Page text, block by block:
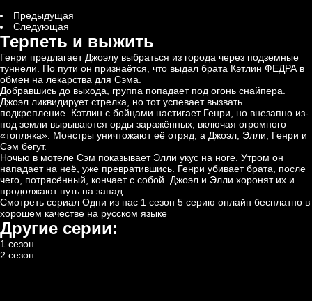
Предыдущая
Следующая
Терпеть и выжить
Генри предлагает Джоэлу выбраться из города через подземные
туннели. По пути он признаётся, что выдал брата Кэтлин ФЕДРА в
обмен на лекарства для Сэма.
Добравшись до выхода, группа попадает под огонь снайпера.
Джоэл ликвидирует стрелка, но тот успевает вызвать
подкрепление. Кэтлин с бойцами настигает Генри, но внезапно из-
под земли вырываются орды заражённых, включая огромного
«топляка». Монстры уничтожают её отряд, а Джоэл, Элли, Генри и
Сэм бегут.
Ночью в мотеле Сэм показывает Элли укус на ноге. Утром он
нападает на неё, уже превратившись. Генри убивает брата, после
чего, потрясённый, кончает с собой. Джоэл и Элли хоронят их и
продолжают путь на запад.
Смотреть сериал Одни из нас 1 сезон 5 серию онлайн бесплатно в
хорошем качестве на русском языке
Другие серии:
1 сезон
2 сезон